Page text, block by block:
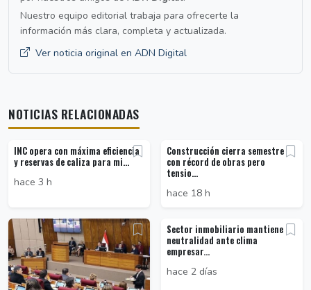
Nuestro equipo editorial trabaja para ofrecerte la
información más clara, completa y actualizada.
Ver noticia original en ADN Digital
NOTICIAS RELACIONADAS
INC opera con máxima eficiencia
y reservas de caliza para mi...
hace 3 h
Construcción cierra semestre
con récord de obras pero
tensio...
hace 18 h
Sector inmobiliario mantiene
neutralidad ante clima
empresar...
hace 2 días